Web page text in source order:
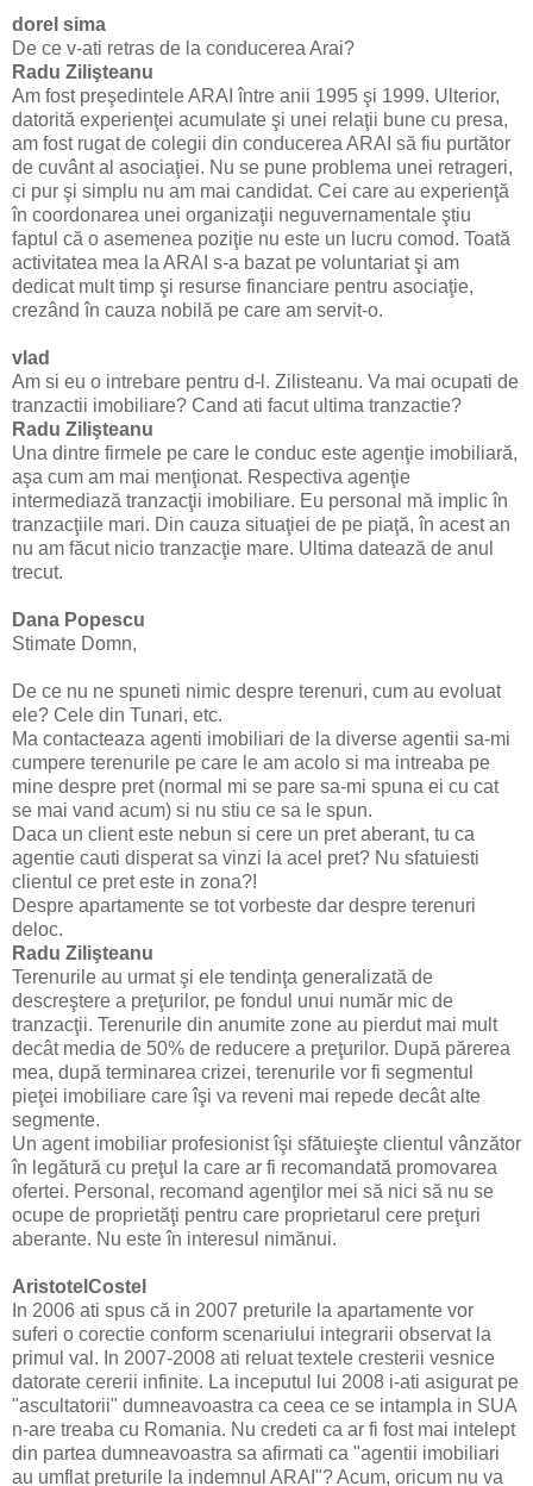
dorel sima
De ce v-ati retras de la conducerea Arai?
Radu Zilişteanu
Am fost preşedintele ARAI între anii 1995 şi 1999. Ulterior,
datorită experienţei acumulate şi unei relaţii bune cu presa,
am fost rugat de colegii din conducerea ARAI să fiu purtător
de cuvânt al asociaţiei. Nu se pune problema unei retrageri,
ci pur şi simplu nu am mai candidat. Cei care au experienţă
în coordonarea unei organizaţii neguvernamentale ştiu
faptul că o asemenea poziţie nu este un lucru comod. Toată
activitatea mea la ARAI s-a bazat pe voluntariat şi am
dedicat mult timp şi resurse financiare pentru asociaţie,
crezând în cauza nobilă pe care am servit-o.
vlad
Am si eu o intrebare pentru d-l. Zilisteanu. Va mai ocupati de
tranzactii imobiliare? Cand ati facut ultima tranzactie?
Radu Zilişteanu
Una dintre firmele pe care le conduc este agenţie imobiliară,
aşa cum am mai menţionat. Respectiva agenţie
intermediază tranzacţii imobiliare. Eu personal mă implic în
tranzacţiile mari. Din cauza situaţiei de pe piaţă, în acest an
nu am făcut nicio tranzacţie mare. Ultima datează de anul
trecut.
Dana Popescu
Stimate Domn,
De ce nu ne spuneti nimic despre terenuri, cum au evoluat
ele? Cele din Tunari, etc.
Ma contacteaza agenti imobiliari de la diverse agentii sa-mi
cumpere terenurile pe care le am acolo si ma intreaba pe
mine despre pret (normal mi se pare sa-mi spuna ei cu cat
se mai vand acum) si nu stiu ce sa le spun.
Daca un client este nebun si cere un pret aberant, tu ca
agentie cauti disperat sa vinzi la acel pret? Nu sfatuiesti
clientul ce pret este in zona?!
Despre apartamente se tot vorbeste dar despre terenuri
deloc.
Radu Zilişteanu
Terenurile au urmat şi ele tendinţa generalizată de
descreştere a preţurilor, pe fondul unui număr mic de
tranzacţii. Terenurile din anumite zone au pierdut mai mult
decât media de 50% de reducere a preţurilor. După părerea
mea, după terminarea crizei, terenurile vor fi segmentul
pieţei imobiliare care îşi va reveni mai repede decât alte
segmente.
Un agent imobiliar profesionist îşi sfătuieşte clientul vânzător
în legătură cu preţul la care ar fi recomandată promovarea
ofertei. Personal, recomand agenţilor mei să nici să nu se
ocupe de proprietăţi pentru care proprietarul cere preţuri
aberante. Nu este în interesul nimănui.
AristotelCostel
In 2006 ati spus că in 2007 preturile la apartamente vor
suferi o corectie conform scenariului integrarii observat la
primul val. In 2007-2008 ati reluat textele cresterii vesnice
datorate cererii infinite. La inceputul lui 2008 i-ati asigurat pe
"ascultatorii" dumneavoastra ca ceea ce se intampla in SUA
n-are treaba cu Romania. Nu credeti ca ar fi fost mai intelept
din partea dumneavoastra sa afirmati ca "agentii imobiliari
au umflat preturile la indemnul ARAI"? Acum, oricum nu va